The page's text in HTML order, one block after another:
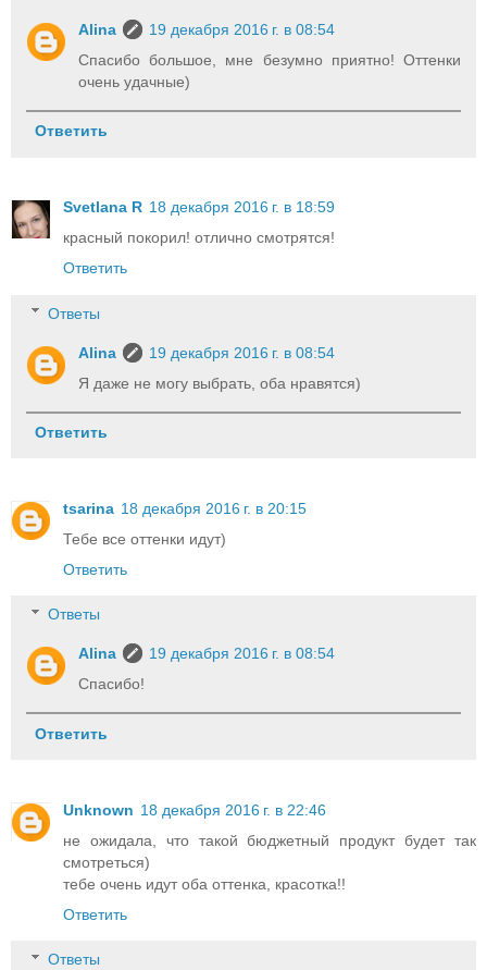
Alina
19 декабря 2016 г. в 08:54
Спасибо большое, мне безумно приятно! Оттенки
очень удачные)
Ответить
Svetlana R 18 декабря 2016 г. в 18:59
красный покорил! отлично смотрятся!
Ответить
Ответы
Alina
19 декабря 2016 г. в 08:54
Я даже не могу выбрать, оба нравятся)
Ответить
tsarina 18 декабря 2016 г. в 20:15
Тебе все оттенки идут)
Ответить
Ответы
Alina
19 декабря 2016 г. в 08:54
Спасибо!
Ответить
Unknown 18 декабря 2016 г. в 22:46
не ожидала, что такой бюджетный продукт будет так
смотреться)
тебе очень идут оба оттенка, красотка!!
Ответить
Ответы